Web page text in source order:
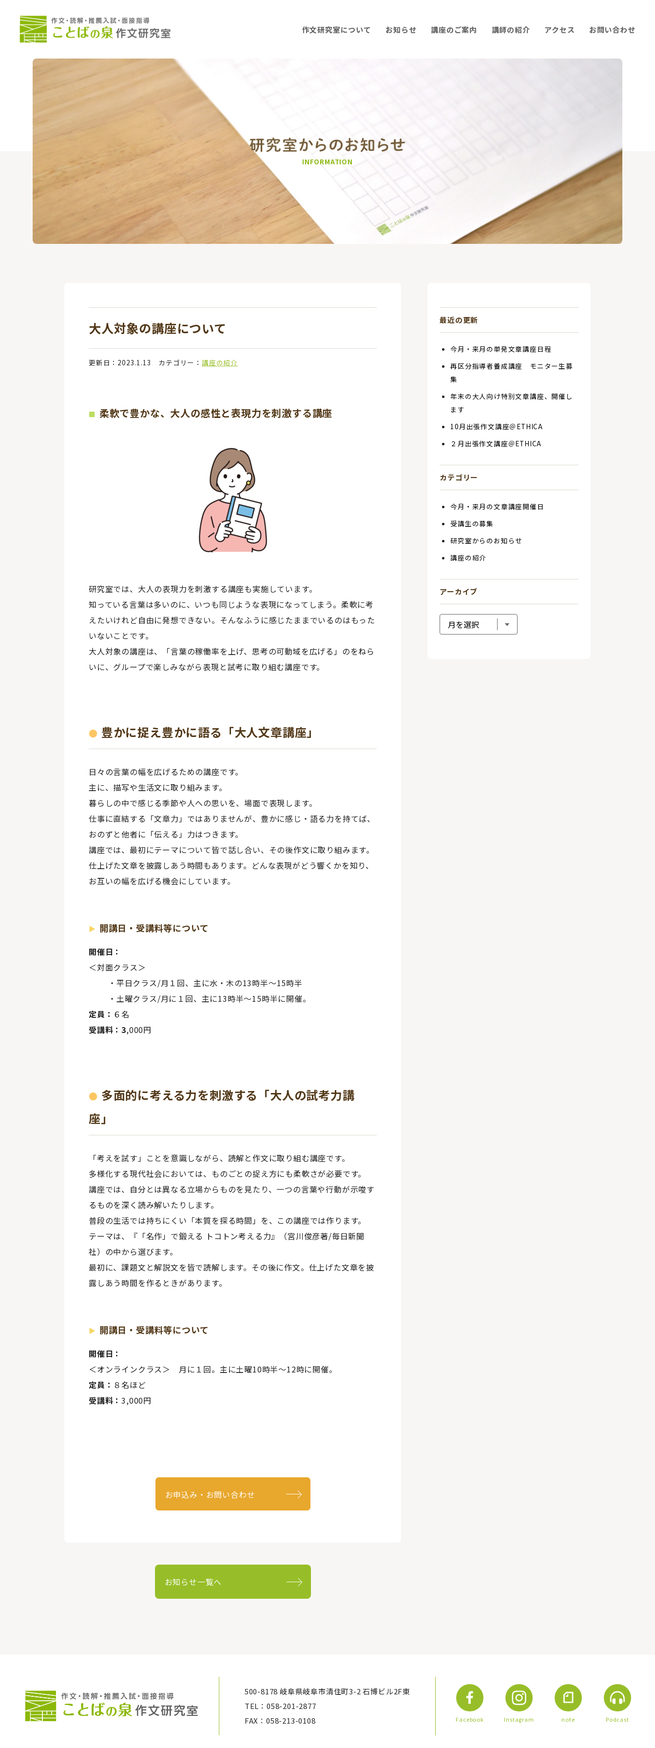
作文研究室について お知らせ 講座のご案内 講師の紹介 アクセス お問い合わせ
INFORMATION
大人対象の講座について
更新日：2023.1.13 カテゴリー：講座の紹介
柔軟で豊かな、大人の感性と表現力を刺激する講座
研究室では、大人の表現力を刺激する講座も実施しています。
知っている言葉は多いのに、いつも同じような表現になってしまう。柔軟に考
えたいけれど自由に発想できない。そんなふうに感じたままでいるのはもった
いないことです。
大人対象の講座は、「言葉の稼働率を上げ、思考の可動域を広げる」のをねら
いに、グループで楽しみながら表現と試考に取り組む講座です。
豊かに捉え豊かに語る「大人文章講座」
日々の言葉の幅を広げるための講座です。
主に、描写や生活文に取り組みます。
暮らしの中で感じる季節や人への思いを、場面で表現します。
仕事に直結する「文章力」ではありませんが、豊かに感じ・語る力を持てば、
おのずと他者に「伝える」力はつきます。
講座では、最初にテーマについて皆で話し合い、その後作文に取り組みます。
仕上げた文章を披露しあう時間もあります。どんな表現がどう響くかを知り、
お互いの幅を広げる機会にしています。
開講日・受講料等について
開催日：
＜対面クラス＞
・平日クラス/月１回、主に水・木の13時半～15時半
・土曜クラス/月に１回、主に13時半～15時半に開催。
定員： ６名
受講料：3,000円
多面的に考える力を刺激する「大人の試考力講
座」
「考えを試す」ことを意識しながら、読解と作文に取り組む講座です。
多様化する現代社会においては、ものごとの捉え方にも柔軟さが必要です。
講座では、自分とは異なる立場からものを見たり、一つの言葉や行動が示唆す
るものを深く読み解いたりします。
普段の生活では持ちにくい「本質を探る時間」を、この講座では作ります。
テーマは、『「名作」で鍛える トコトン考える力』（宮川俊彦著/毎日新聞
社）の中から選びます。
最初に、課題文と解説文を皆で読解します。その後に作文。仕上げた文章を披
露しあう時間を作るときがあります。
開講日・受講料等について
開催日：
＜オンラインクラス＞ 月に１回。主に土曜10時半～12時に開催。
定員： ８名ほど
受講料：3,000円
お申込み・お問い合わせ
お知らせ一覧へ
最近の更新
今月・来月の単発文章講座日程
再区分指導者養成講座 モニター生募
集
年末の大人向け特別文章講座、開催し
ます
10月出張作文講座＠ETHICA
２月出張作文講座＠ETHICA
カテゴリー
今月・来月の文章講座開催日
受講生の募集
研究室からのお知らせ
講座の紹介
アーカイブ
500-8178 岐阜県岐阜市清住町3-2 石博ビル2F東
TEL：058-201-2877
FAX：058-213-0108
Facebook Instagram note Podcast